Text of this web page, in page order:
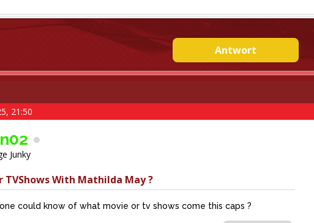
Antwort
21:50
Junky
TVShows With Mathilda May ?
could know of what movie or tv shows come this caps ?